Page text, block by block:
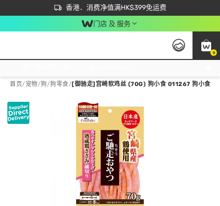
香港．消费净值满HK$399免运费
立即成为易赏钱会员尽享独家优惠
首次APP下单买满$450 输入 NEWAPP 即减$50
门店 及 服务
0
首页/ 宠物/狗/狗零食/ [御驰走]宫崎软鸡丝 (70G) 狗小食 011267 狗小食